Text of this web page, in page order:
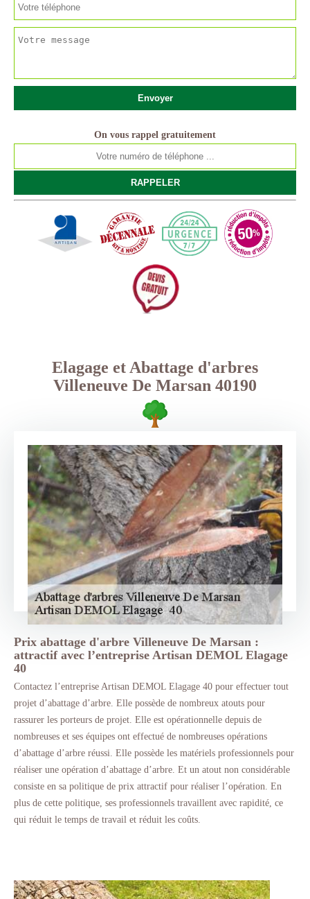
On vous rappel gratuitement
Elagage et Abattage d'arbres
Villeneuve De Marsan 40190
Prix abattage d'arbre Villeneuve De Marsan :
attractif avec l’entreprise Artisan DEMOL Elagage
40
Contactez l’entreprise Artisan DEMOL Elagage 40 pour effectuer tout
projet d’abattage d’arbre. Elle possède de nombreux atouts pour
rassurer les porteurs de projet. Elle est opérationnelle depuis de
nombreuses et ses équipes ont effectué de nombreuses opérations
d’abattage d’arbre réussi. Elle possède les matériels professionnels pour
réaliser une opération d’abattage d’arbre. Et un atout non considérable
consiste en sa politique de prix attractif pour réaliser l’opération. En
plus de cette politique, ses professionnels travaillent avec rapidité, ce
qui réduit le temps de travail et réduit les coûts.